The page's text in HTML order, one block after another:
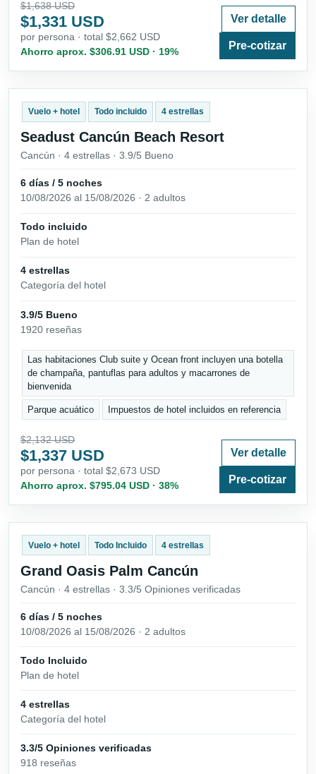
$1,638 USD
$1,331 USD
por persona · total $2,662 USD
Ahorro aprox. $306.91 USD · 19%
Ver detalle
Pre-cotizar
Vuelo + hotel Todo incluido 4 estrellas
Seadust Cancún Beach Resort
Cancún · 4 estrellas · 3.9/5 Bueno
6 días / 5 noches
10/08/2026 al 15/08/2026 · 2 adultos
Todo incluido
Plan de hotel
4 estrellas
Categoría del hotel
3.9/5 Bueno
1920 reseñas
Las habitaciones Club suite y Ocean front incluyen una botella
de champaña, pantuflas para adultos y macarrones de
bienvenida
Parque acuático Impuestos de hotel incluidos en referencia
$2,132 USD
$1,337 USD
por persona · total $2,673 USD
Ahorro aprox. $795.04 USD · 38%
Ver detalle
Pre-cotizar
Vuelo + hotel Todo Incluido 4 estrellas
Grand Oasis Palm Cancún
Cancún · 4 estrellas · 3.3/5 Opiniones verificadas
6 días / 5 noches
10/08/2026 al 15/08/2026 · 2 adultos
Todo Incluido
Plan de hotel
4 estrellas
Categoría del hotel
3.3/5 Opiniones verificadas
918 reseñas